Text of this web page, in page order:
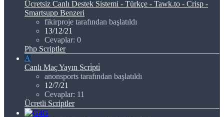
Ücretsiz Canlı Destek Sistemi - Türkçe - Tawk.to - Crisp -
Smartsupp Benzeri
fikirproje tarafından başlatıldı
13/12/21
Cevaplar: 0
Php Scriptler
A
Canlı Maç Yayın Scri̇pti̇
anonsports tarafından başlatıldı
12/7/21
Cevaplar: 11
Ücretli Scriptler